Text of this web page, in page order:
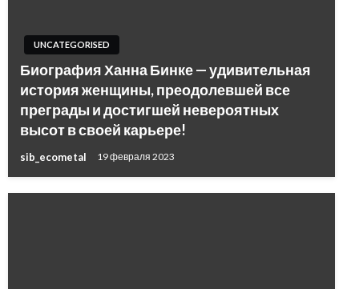
UNCATEGORISED
Биография Ханна Бинке — удивительная
история женщины, преодолевшей все
преграды и достигшей невероятных
высот в своей карьере!
sib_ecometal 19 февраля 2023